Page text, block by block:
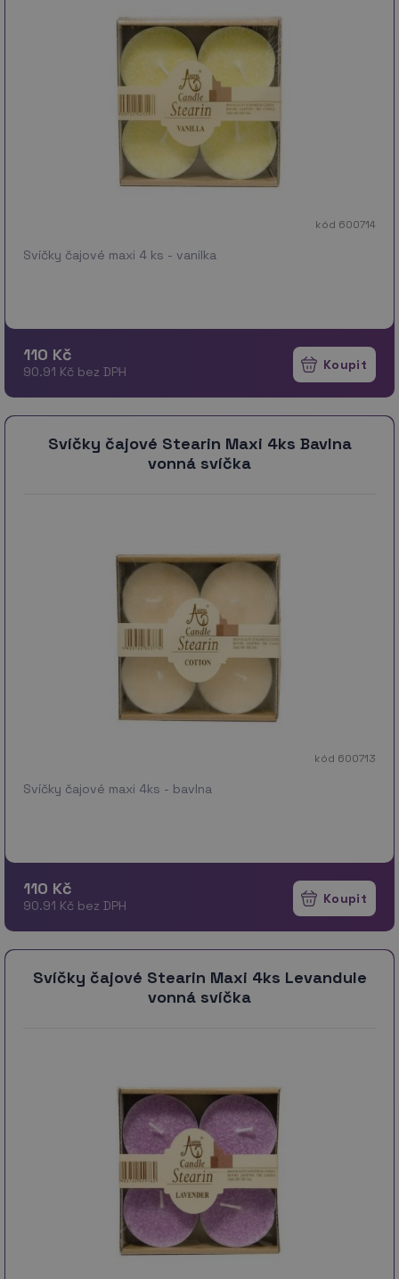
kód 600714
Svíčky čajové maxi 4 ks - vanilka
110 Kč
90.91 Kč bez DPH
Svíčky čajové Stearin Maxi 4ks Bavlna
vonná svíčka
kód 600713
Svíčky čajové maxi 4ks - bavlna
110 Kč
90.91 Kč bez DPH
Svíčky čajové Stearin Maxi 4ks Levandule
vonná svíčka